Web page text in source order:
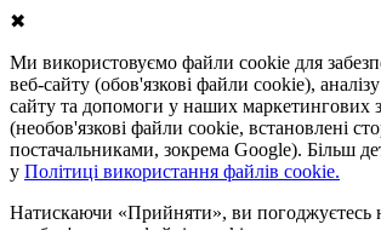
✖
Ми використовуємо файли cookie для
веб-сайту (обов'язкові файли cookie),
сайту та допомоги у наших маркетингових
(необов'язкові файли cookie, встановлені
постачальниками, зокрема Google). Більш
у Політиці використання файлів cookie.
Натискаючи «Прийняти», ви погоджуєтесь